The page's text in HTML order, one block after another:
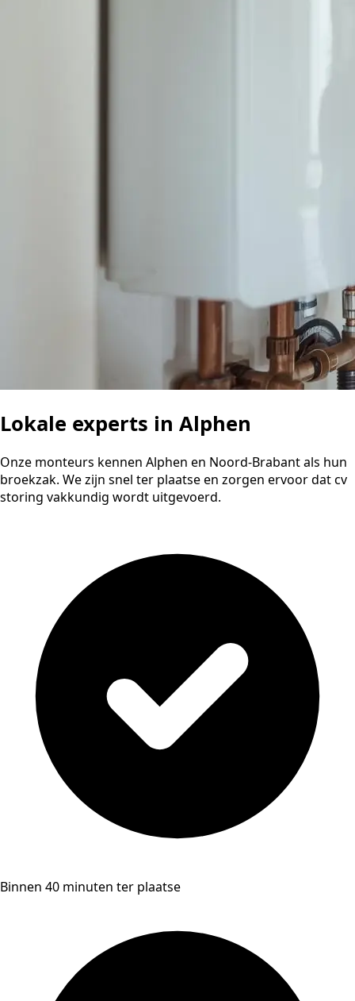
Lokale experts in Alphen
Onze monteurs kennen Alphen en Noord-Brabant als hun
broekzak. We zijn snel ter plaatse en zorgen ervoor dat cv
storing vakkundig wordt uitgevoerd.
Binnen 40 minuten ter plaatse